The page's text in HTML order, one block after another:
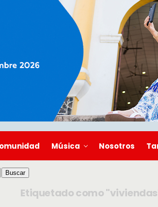
Música Nosotros
Etiquetado como